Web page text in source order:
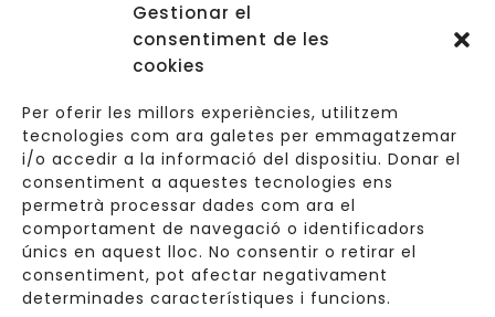
Gestionar el
consentiment de les
cookies
Per oferir les millors experiències, utilitzem
tecnologies com ara galetes per emmagatzemar
i/o accedir a la informació del dispositiu. Donar el
consentiment a aquestes tecnologies ens
permetrà processar dades com ara el
comportament de navegació o identificadors
únics en aquest lloc. No consentir o retirar el
consentiment, pot afectar negativament
determinades característiques i funcions.
Carrer de Valldoreix 45, 08172 Sant Cugat del Vallès
933 157 807 | 691967537
info@cuinetes.shop